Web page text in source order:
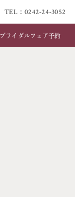
TEL：0242-24-3052
ブライダルフェア予約